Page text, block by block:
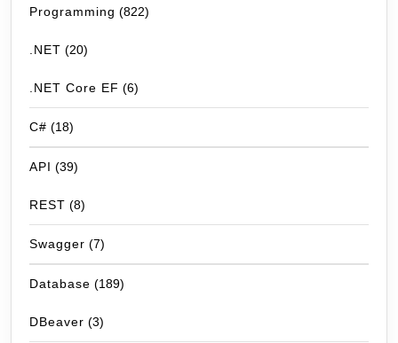
Programming (822)
.NET (20)
.NET Core EF (6)
C# (18)
API (39)
REST (8)
Swagger (7)
Database (189)
DBeaver (3)